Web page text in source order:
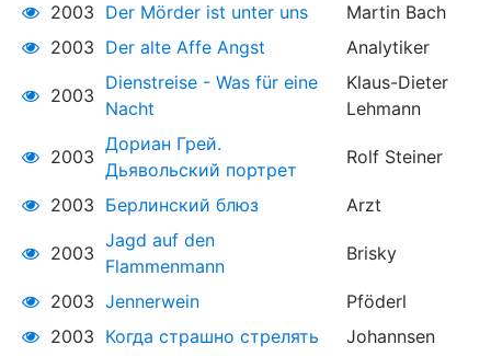
2003 Der Mörder ist unter uns
Martin Bach
2003 Der alte Affe Angst Analytiker
2003
Dienstreise - Was für eine
Nacht
Klaus-Dieter
Lehmann
2003
Дориан Грей.
Дьявольский портрет
Rolf Steiner
2003 Берлинский блюз Arzt
2003
Jagd auf den
Flammenmann
Brisky
2003 Jennerwein
Pföderl
2003 Когда страшно стрелять Johannsen